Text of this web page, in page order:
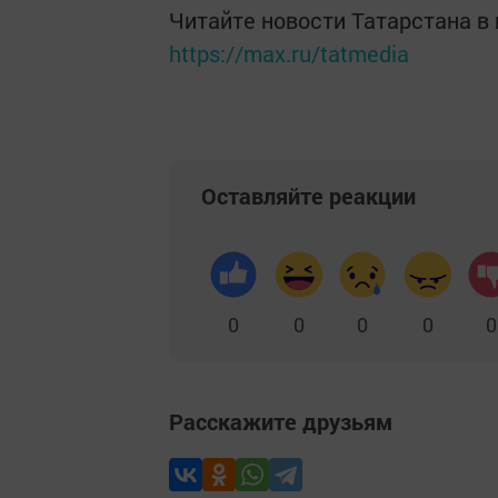
Читайте новости Татарстана
https://max.ru/tatmedia
Оставляйте реакции
0 0 0 0 0
Расскажите друзьям